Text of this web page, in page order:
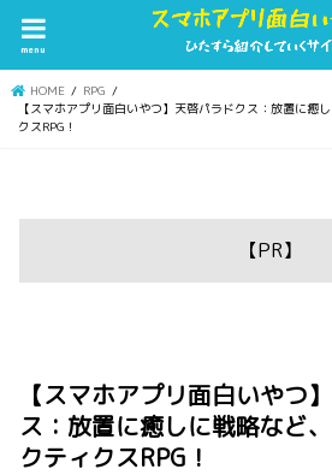
menu
HOME
RPG
【スマホアプリ面白いやつ】天啓パラドクス：放置に癒
クスRPG！
【PR】
【スマホアプリ面白いやつ
ス：放置に癒しに戦略など
クティクスRPG！